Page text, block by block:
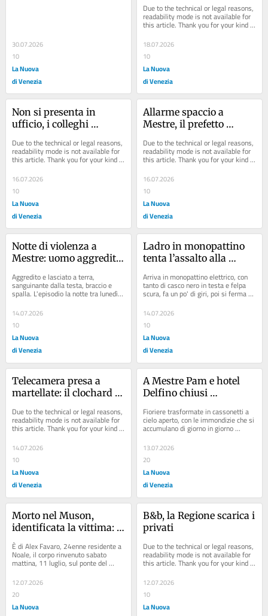
30.07.2026
10
La Nuova
di Venezia
degrado: «Facciamo da
parafulmini ai
Due to the technical or legal reasons,
readability mode is not available for
this article. Thank you for your kind
18.07.2026
10
La Nuova
di Venezia
Non si presenta in
ufficio, i colleghi
muore d’infarto a 56
anni
Due to the technical or legal reasons,
readability mode is not available for
this article. Thank you for your kind
16.07.2026
10
La Nuova
di Venezia
Allarme spaccio a
Mestre, il prefetto
più controlli in tutto il
territorio»
Due to the technical or legal reasons,
readability mode is not available for
this article. Thank you for your kind
16.07.2026
10
La Nuova
di Venezia
Notte di violenza a
Mestre: uomo aggredito
Aggredito e lasciato a terra,
sanguinante dalla testa, braccio e
spalla. L'episodio la notte tra lunedì e
martedì 14 luglio, poco prima delle...
14.07.2026
10
La Nuova
di Venezia
Ladro in monopattino
tenta l’assalto alla
Carpenedo
Arriva in monopattino elettrico, con
tanto di casco nero in testa e felpa
scura, fa un po' di giri, poi si ferma
davanti all'entrata...
14.07.2026
10
La Nuova
di Venezia
Telecamera presa a
martellate: il clochard
quattro anni
Due to the technical or legal reasons,
readability mode is not available for
this article. Thank you for your kind
14.07.2026
10
La Nuova
di Venezia
A Mestre Pam e hotel
Delfino chiusi
disperati: danni, rifiuti e
tanfo
Fioriere trasformate in cassonetti a
cielo aperto, con le immondizie che si
accumulano di giorno in giorno
settimana in settimana emanando un
odore...
13.07.2026
20
La Nuova
di Venezia
Morto nel Muson,
identificata la vittima:
aveva 24 anni
È di Alex Favaro, 24enne residente a
Noale, il corpo rinvenuto sabato
mattina, 11 luglio, sul ponte del
Muson in centro a Mirano. I genitori
ne...
12.07.2026
20
La Nuova
B&b, la Regione scarica i
privati
Due to the technical or legal reasons,
readability mode is not available for
this article. Thank you for your kind
12.07.2026
10
La Nuova